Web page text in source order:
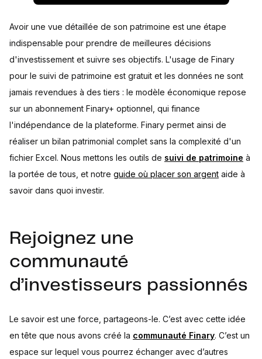
Avoir une vue détaillée de son patrimoine est une étape
indispensable pour prendre de meilleures décisions
d'investissement et suivre ses objectifs. L'usage de Finary
pour le suivi de patrimoine est gratuit et les données ne sont
jamais revendues à des tiers : le modèle économique repose
sur un abonnement Finary+ optionnel, qui finance
l'indépendance de la plateforme. Finary permet ainsi de
réaliser un bilan patrimonial complet sans la complexité d'un
fichier Excel. Nous mettons les outils de suivi de patrimoine à
la portée de tous, et notre guide où placer son argent aide à
savoir dans quoi investir.
Rejoignez une
communauté
d’investisseurs passionnés
Le savoir est une force, partageons-le. C’est avec cette idée
en tête que nous avons créé la communauté Finary. C’est un
espace sur lequel vous pourrez échanger avec d’autres